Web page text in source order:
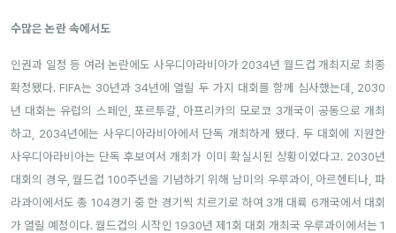
수많은 논란 속에서도
인권과 일정 등 여러 논란에도 사우디아라비아가 2034년 월드컵 개최지로 최종
확정됐다. FIFA는 30년과 34년에 열릴 두 가지 대회를 함께 심사했는데, 2030
년 대회는 유럽의 스페인, 포르투갈, 아프리카의 모로코 3개국이 공동으로 개최
하고, 2034년에는 사우디아라비아에서 단독 개최하게 됐다. 두 대회에 지원한
사우디아라비아는 단독 후보여서 개최가 이미 확실시된 상황이었다고. 2030년
대회의 경우, 월드컵 100주년을 기념하기 위해 남미의 우루과이, 아르헨티나, 파
라과이에서도 총 104경기 중 한 경기씩 치르기로 하여 3개 대륙 6개국에서 대회
가 열릴 예정이다. 월드컵의 시작인 1930년 제1회 대회 개최국 우루과이에서는 1